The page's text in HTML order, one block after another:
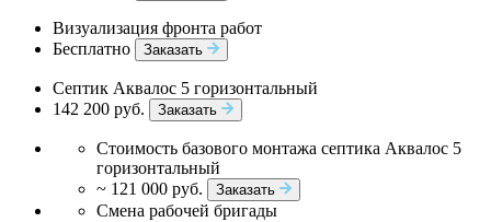
Визуализация фронта работ
Бесплатно
Заказать
Септик Аквалос 5 горизонтальный
142 200 руб.
Заказать
Стоимость базового монтажа септика Аквалос 5
горизонтальный
~ 121 000 руб.
Заказать
Смена рабочей бригады